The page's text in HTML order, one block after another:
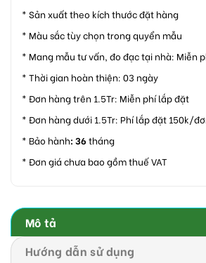
* Sản xuất theo kích thước đặt hàng
* Màu sắc tùy chọn trong quyển mẫu
* Mang mẫu tư vấn, đo đạc tại nhà: Miễn
* Thời gian hoàn thiện: 03 ngày
* Đơn hàng trên 1.5Tr: Miễn phí lắp đặt
* Đơn hàng dưới 1.5Tr: Phí lắp đặt 150k/
* Bảo hành: 36tháng
* Đơn giá chưa bao gồm thuế VAT
Mô tả
Hướng dẫn sử dụng